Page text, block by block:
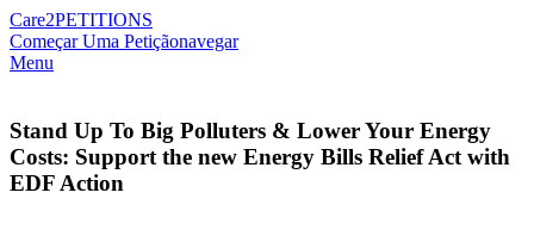
Care2PETITIONS
Começar Uma Petiçãonavegar
Menu
Stand Up To Big Polluters & Lower Your Energy
Costs: Support the new Energy Bills Relief Act with
EDF Action